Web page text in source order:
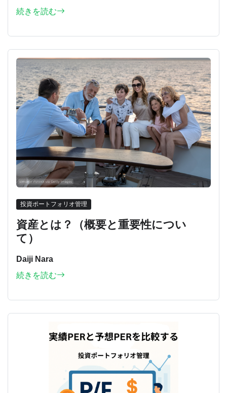
続きを読む
投資ポートフォリオ管理
資産とは？（概要と重要性につい
て）
Daiji Nara
続きを読む